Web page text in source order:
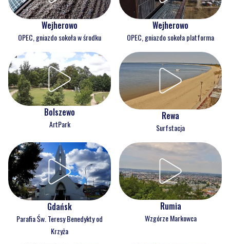
Wejherowo
OPEC, gniazdo sokoła w środku
Wejherowo
OPEC, gniazdo sokoła platforma
Bolszewo
ArtPark
Rewa
Surfstacja
Gdańsk
Parafia Św. Teresy Benedykty od
Krzyża
Rumia
Wzgórze Markowca